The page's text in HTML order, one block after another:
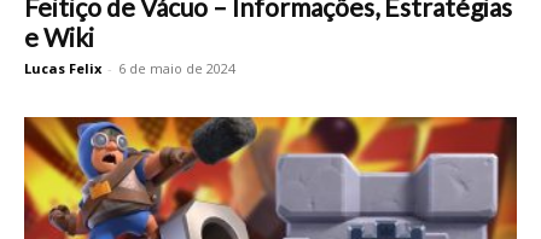
Feitiço de Vácuo – Informações, Estratégias
e Wiki
Lucas Felix - 6 de maio de 2024